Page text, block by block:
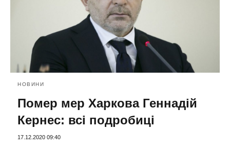
НОВИНИ
Помер мер Харкова Геннадій
Кернес: всі подробиці
17.12.2020 09:40